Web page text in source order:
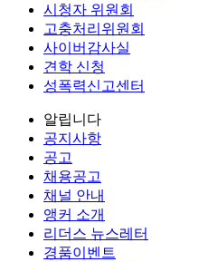
시청자 위원회
고충처리위원회
사이버감사실
견학 신청
성폭력신고센터
알립니다
공지사항
공고
채용공고
채널 안내
앵커 소개
리더스 뉴스레터
경품이벤트